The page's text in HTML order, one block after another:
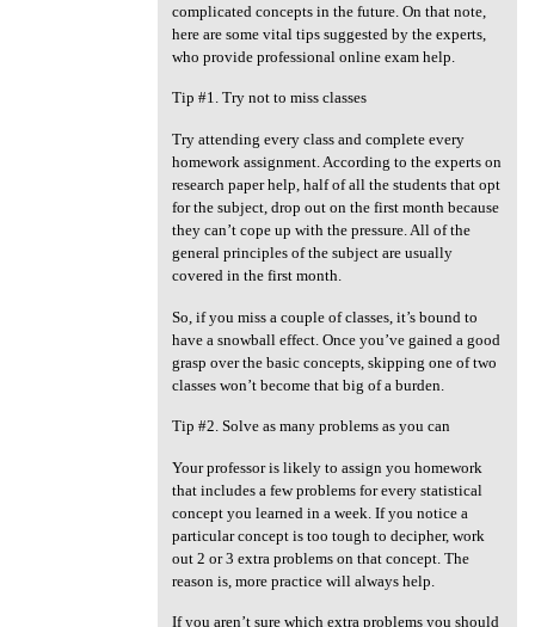
complicated concepts in the future. On that note,
here are some vital tips suggested by the experts,
who provide professional online exam help.
Tip #1. Try not to miss classes
Try attending every class and complete every
homework assignment. According to the experts on
research paper help, half of all the students that opt
for the subject, drop out on the first month because
they can’t cope up with the pressure. All of the
general principles of the subject are usually
covered in the first month.
So, if you miss a couple of classes, it’s bound to
have a snowball effect. Once you’ve gained a good
grasp over the basic concepts, skipping one of two
classes won’t become that big of a burden.
Tip #2. Solve as many problems as you can
Your professor is likely to assign you homework
that includes a few problems for every statistical
concept you learned in a week. If you notice a
particular concept is too tough to decipher, work
out 2 or 3 extra problems on that concept. The
reason is, more practice will always help.
If you aren’t sure which extra problems you should